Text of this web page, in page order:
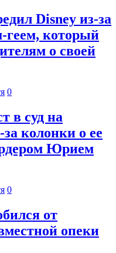
Disney из-за
геем, который
о своей
0
в суд на
колонки о ее
Юрием
0
от
опеки